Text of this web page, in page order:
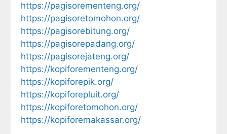
https://pagisorementeng.org/
https://pagisoretomohon.org/
https://pagisorebitung.org/
https://pagisorepadang.org/
https://pagisorejateng.org/
https://kopiforementeng.org/
https://kopiforepik.org/
https://kopiforepluit.org/
https://kopiforetomohon.org/
https://kopiforemakassar.org/